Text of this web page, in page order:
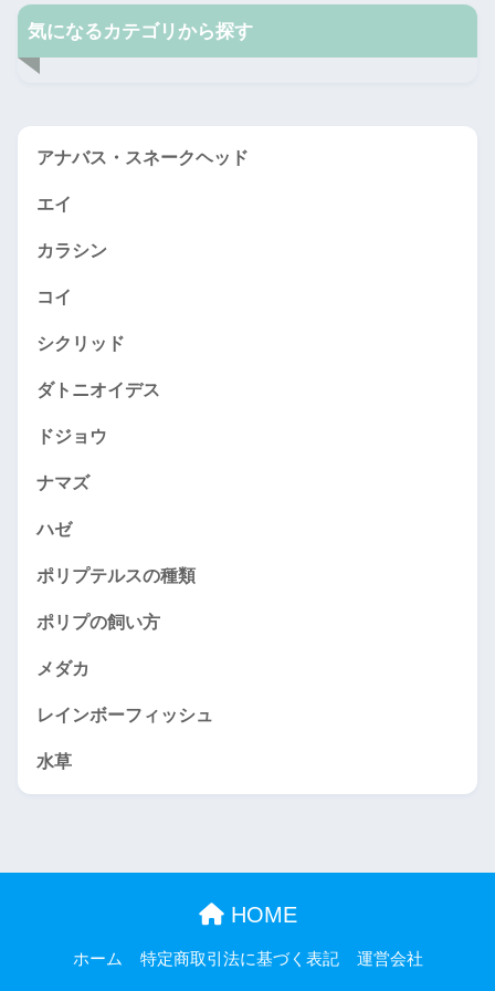
気になるカテゴリから探す
アナバス・スネークヘッド
エイ
カラシン
コイ
シクリッド
ダトニオイデス
ドジョウ
ナマズ
ハゼ
ポリプテルスの種類
ポリプの飼い方
メダカ
レインボーフィッシュ
水草
HOME
ホーム 特定商取引法に基づく表記 運営会社